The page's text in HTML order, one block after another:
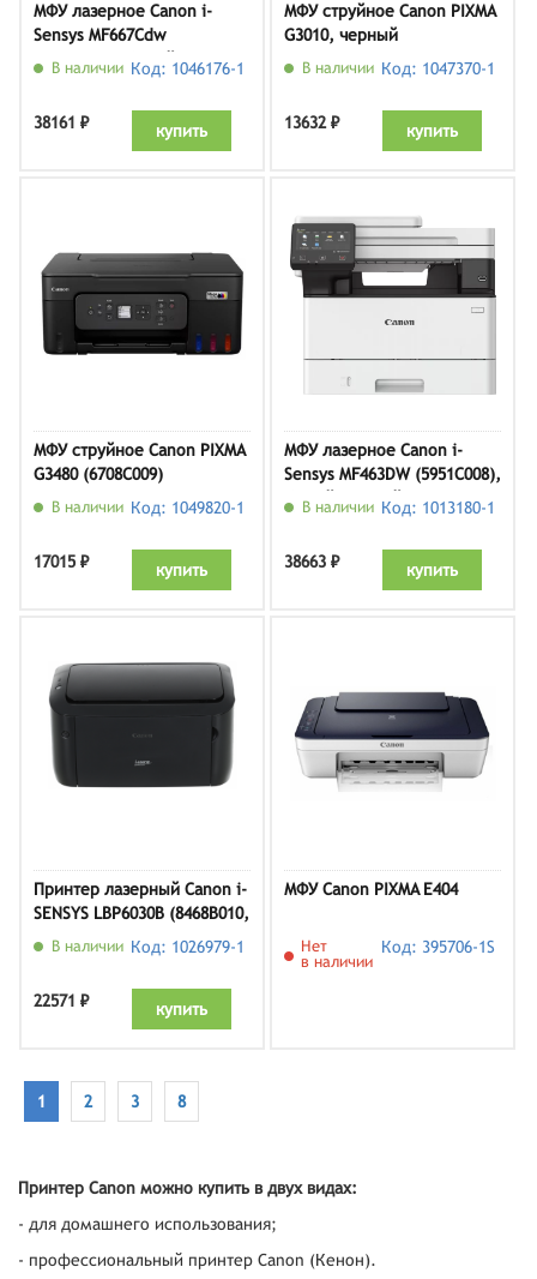
МФУ лазерное Canon i-
Sensys MF667Cdw
(6928C001), белый
В наличии Код: 1046176-1
38161 ₽ купить
МФУ струйное Canon PIXMA
G3010, черный
В наличии Код: 1047370-1
13632 ₽ купить
МФУ струйное Canon PIXMA
G3480 (6708C009)
В наличии Код: 1049820-1
17015 ₽ купить
МФУ лазерное Canon i-
Sensys MF463DW (5951C008),
белый/черный
В наличии Код: 1013180-1
38663 ₽ купить
Принтер лазерный Canon i-
SENSYS LBP6030B (8468B010,
1 картридж)
В наличии Код: 1026979-1
22571 ₽ купить
МФУ Canon PIXMA E404
Нет
в наличии
Код: 395706-1S
1 2 3 8
Принтер Canon можно купить в двух видах:
- для домашнего использования;
- профессиональный принтер Canon (Кенон).